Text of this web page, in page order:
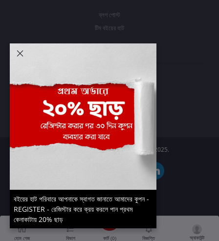
ব্লগ পোস্ট
টিম বইয়ের হাট
প্রবেশ করুন
অর্ডার ইতিহাস
আমার ইচ্ছাগুলি
অর্ডার ট্র্যাকিং
Boier Haat™ | © All rights reserved 2025.
হোম পেজ বিভাগ কার্ট (0) বিজ্ঞপ্তি অ্যাকাউন্ট
বইয়ের হাট পরিবারে আপনাকে স্বাগত জানাতে আমাদের কুপন -
REGISTER - রেজিস্টার করে ক্রয় করলে পান প্রথম
কেনাকাটায় 20% ছাড়